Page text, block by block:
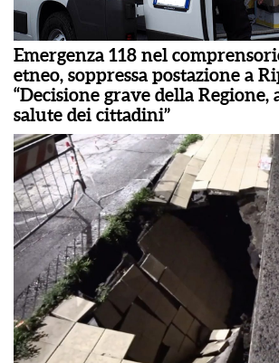
Emergenza 118 nel
etneo, soppressa postazione a
“Decisione grave della Regione,
salute dei cittadini”